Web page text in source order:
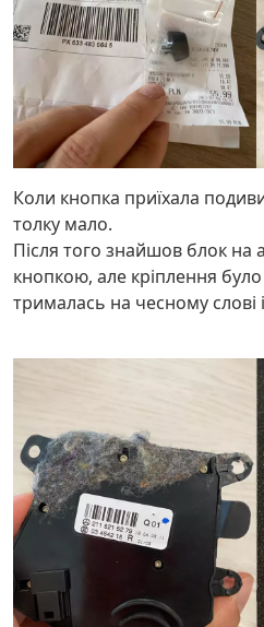
Коли кнопка приїхала
толку мало.
Після того знайшов блок
кнопкою, але кріплення
трималась на чесному слові